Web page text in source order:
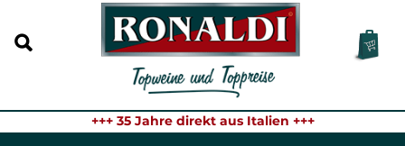
+++ 35 Jahre direkt aus Italien +++